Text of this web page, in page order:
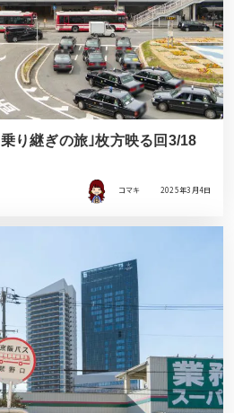
り継ぎの旅｣枚方映る回3/18
コマキ 2025年3月4日